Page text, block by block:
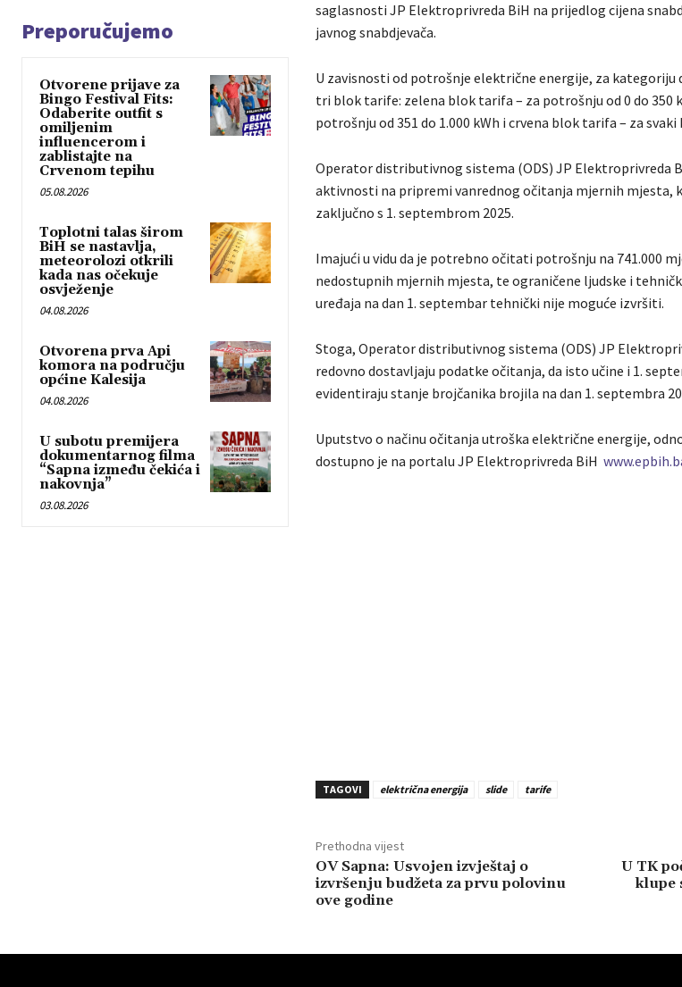
Preporučujemo
Otvorene prijave za
Bingo Festival Fits:
Odaberite outfit s
omiljenim
influencerom i
zablistajte na
Crvenom tepihu
05.08.2026
Toplotni talas širom
BiH se nastavlja,
meteorolozi otkrili
kada nas očekuje
osvježenje
04.08.2026
Otvorena prva Api
komora na području
općine Kalesija
04.08.2026
U subotu premijera
dokumentarnog filma
“Sapna između čekića i
nakovnja”
03.08.2026
saglasnosti JP Elektroprivreda BiH na prijedlog cijena
javnog snabdjevača.
U zavisnosti od potrošnje električne energije, za kategoriju
tri blok tarife: zelena blok tarifa – za potrošnju od 0 do 350
potrošnju od 351 do 1.000 kWh i crvena blok tarifa – za svaki
Operator distributivnog sistema (ODS) JP Elektroprivreda
aktivnosti na pripremi vanrednog očitanja mjernih mjesta,
zaključno s 1. septembrom 2025.
Imajući u vidu da je potrebno očitati potrošnju na 741.000
nedostupnih mjernih mjesta, te ograničene ljudske i
uređaja na dan 1. septembar tehnički nije moguće izvršiti.
Stoga, Operator distributivnog sistema (ODS) JP
redovno dostavljaju podatke očitanja, da isto učine i 1.
evidentiraju stanje brojčanika brojila na dan 1. septembra
Uputstvo o načinu očitanja utroška električne energije,
dostupno je na portalu JP Elektroprivreda BiH
TAGOVI električna energija slide tarife
Prethodna vijest
OV Sapna: Usvojen izvještaj o
izvršenju budžeta za prvu polovinu
ove godine
U TK
klupe